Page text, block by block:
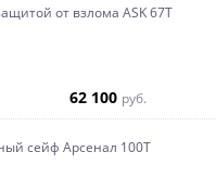
от взлома ASK 67T
62 100 руб.
сейф Арсенал 100Т